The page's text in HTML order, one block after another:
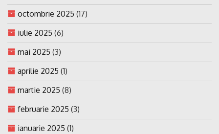
octombrie 2025 (17)
iulie 2025 (6)
mai 2025 (3)
aprilie 2025 (1)
martie 2025 (8)
februarie 2025 (3)
ianuarie 2025 (1)